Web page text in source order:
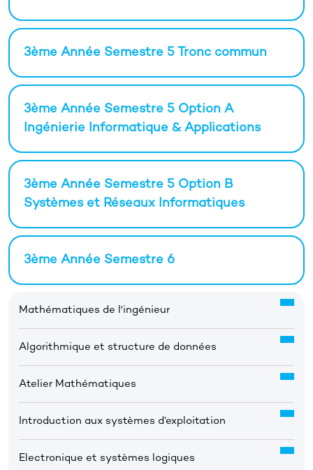
3ème Année Semestre 5 Tronc commun
3ème Année Semestre 5 Option A
Ingénierie Informatique & Applications
3ème Année Semestre 5 Option B
Systèmes et Réseaux Informatiques
3ème Année Semestre 6
Mathématiques de l'ingénieur
Algorithmique et structure de données
Atelier Mathématiques
Introduction aux systèmes d’exploitation
Electronique et systèmes logiques